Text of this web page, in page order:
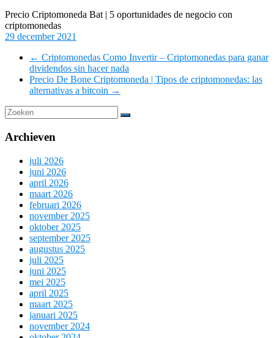
Precio Criptomoneda Bat | 5 oportunidades de negocio con
criptomonedas
29 december 2021
← Criptomonedas Como Invertir – Criptomonedas para ganar
dividendos sin hacer nada
Precio De Bone Criptomoneda | Tipos de criptomonedas: las
alternativas a bitcoin →
Archieven
juli 2026
juni 2026
april 2026
maart 2026
februari 2026
november 2025
oktober 2025
september 2025
augustus 2025
juli 2025
juni 2025
mei 2025
april 2025
maart 2025
januari 2025
november 2024